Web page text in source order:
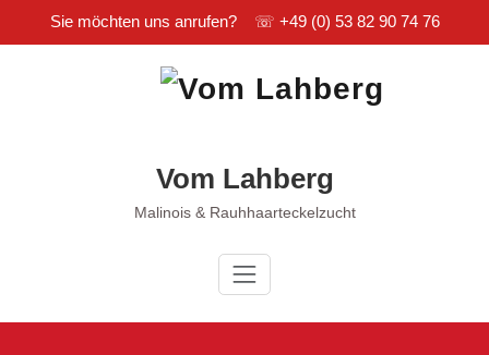
Sie möchten uns anrufen? ☏ +49 (0) 53 82 90 74 76
Vom Lahberg
Malinois & Rauhhaarteckelzucht